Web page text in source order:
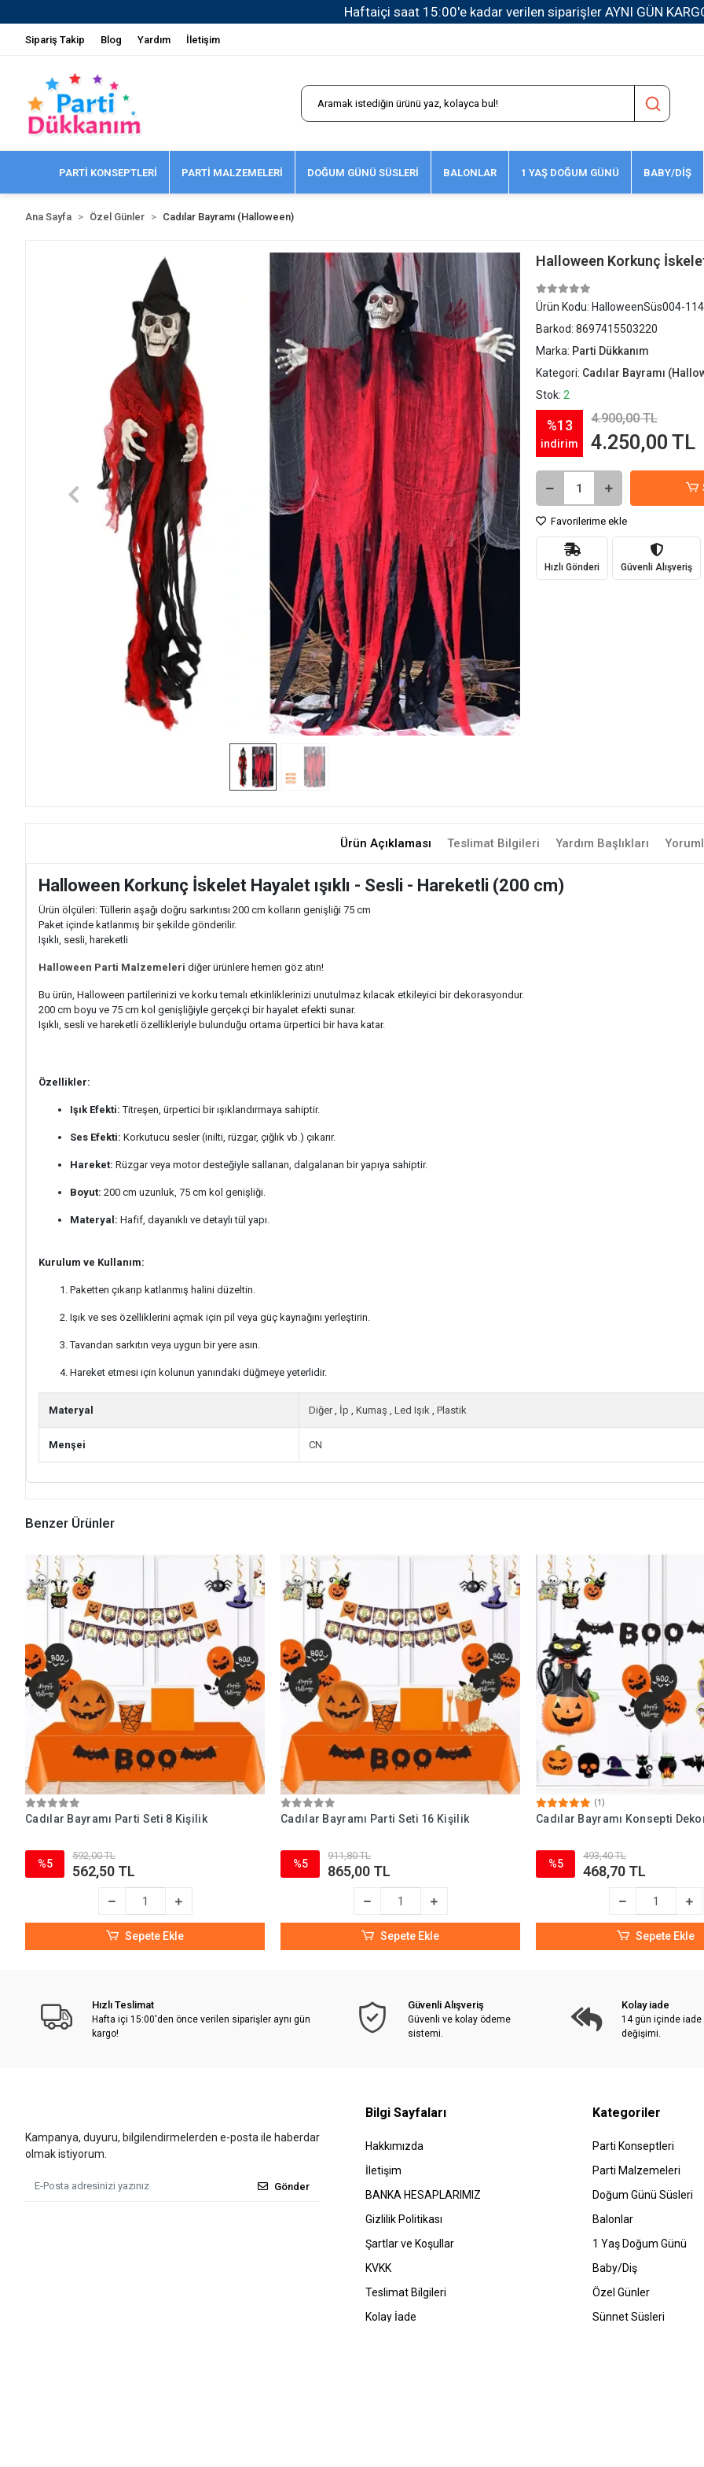
1500 TL ve Üzeri Kargo Ücretsiz!
Sipariş Takip Blog Yardım İletişim
PARTİ KONSEPTLERİ PARTİ MALZEMELERİ DOĞUM GÜNÜ SÜSLERİ BALONLAR 1 YAŞ DOĞUM GÜNÜ BABY/DİŞ
Ana Sayfa Özel Günler Cadılar Bayramı (Halloween)
Halloween Korkunç
Ürün Kodu: HalloweenSüs004-
Barkod: 8697415503220
Marka: Parti Dükkanım
Kategori: Cadılar Bayramı
Stok: 2
%13
indirim
4.900,00 TL
4.250,00 TL
Favorilerime ekle
Hızlı Gönderi Güvenli Alışveriş
Ürün Açıklaması Teslimat Bilgileri Yardım Başlıkları
Halloween Korkunç İskelet Hayalet ışıklı - Sesli - Hareketli (200 cm)
Ürün ölçüleri: Tüllerin aşağı doğru sarkıntısı 200 cm kolların genişliği 75 cm
Paket içinde katlanmış bir şekilde gönderilir.
Işıklı, sesli, hareketli
Halloween Parti Malzemeleri diğer ürünlere hemen göz atın!
Bu ürün, Halloween partilerinizi ve korku temalı etkinliklerinizi unutulmaz kılacak etkileyici bir dekorasyondur.
200 cm boyu ve 75 cm kol genişliğiyle gerçekçi bir hayalet efekti sunar.
Işıklı, sesli ve hareketli özellikleriyle bulunduğu ortama ürpertici bir hava katar.
Özellikler:
Işık Efekti: Titreşen, ürpertici bir ışıklandırmaya sahiptir.
Ses Efekti: Korkutucu sesler (inilti, rüzgar, çığlık vb.) çıkarır.
Hareket: Rüzgar veya motor desteğiyle sallanan, dalgalanan bir yapıya sahiptir.
Boyut: 200 cm uzunluk, 75 cm kol genişliği.
Materyal: Hafif, dayanıklı ve detaylı tül yapı.
Kurulum ve Kullanım:
Paketten çıkarıp katlanmış halini düzeltin.
Işık ve ses özelliklerini açmak için pil veya güç kaynağını yerleştirin.
Tavandan sarkıtın veya uygun bir yere asın.
Hareket etmesi için kolunun yanındaki düğmeye yeterlidir.
Materyal Diğer, İp , Kumaş , Led Işık , Plastik
Menşei CN
Benzer Ürünler
Cadılar Bayramı Parti Seti 8 Kişilik
%5
592,00 TL
562,50 TL
Sepete Ekle
Cadılar Bayramı Parti Seti 16 Kişilik
%5
911,80 TL
865,00 TL
Sepete Ekle
(1)
Cadılar Bayramı Konsepti
%5
493,40 TL
468,70 TL
Sepete Ekle
Hızlı Teslimat
Hafta içi 15:00'den önce verilen siparişler aynı gün
kargo!
Güvenli Alışveriş
Güvenli ve kolay ödeme
sistemi.
Kolay iade
14 gün içinde iade
değişimi.
Kampanya, duyuru, bilgilendirmelerden e-posta ile haberdar
olmak istiyorum.
Gönder
Bilgi Sayfaları
Hakkımızda
İletişim
BANKA HESAPLARIMIZ
Gizlilik Politikası
Şartlar ve Koşullar
KVKK
Teslimat Bilgileri
Kolay İade
Kategoriler
Parti Konseptleri
Parti Malzemeleri
Doğum Günü Süsleri
Balonlar
1 Yaş Doğum Günü
Baby/Diş
Özel Günler
Sünnet Süsleri